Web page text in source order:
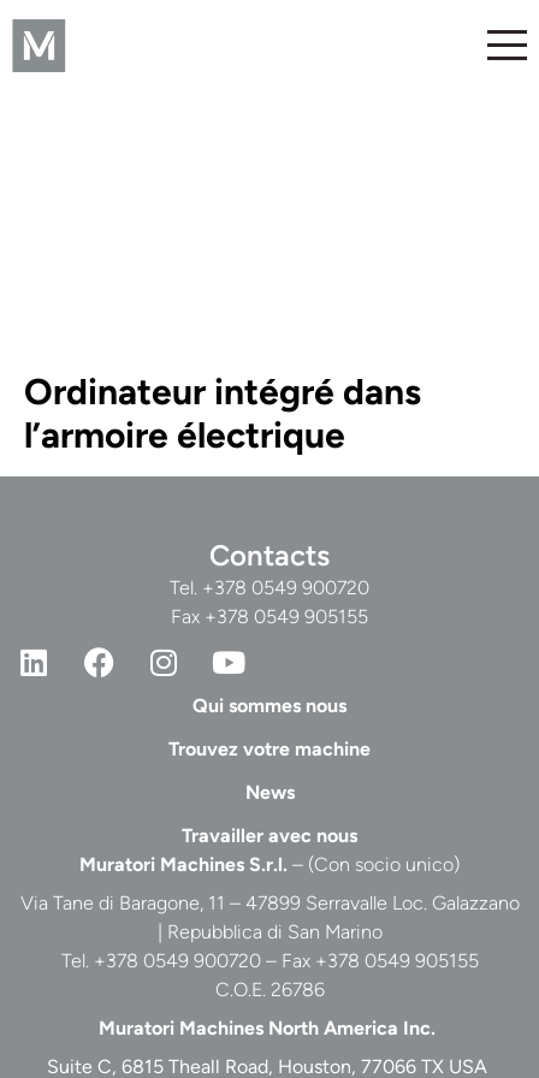
Ordinateur intégré dans
l’armoire électrique
Muratori Machines S.r.l. – (Con socio unico)
Via Tane di Baragone, 11 – 47899 Serravalle Loc. Galazzano
| Repubblica di San Marino
Tel. +378 0549 900720 – Fax +378 0549 905155
C.O.E. 26786
Muratori Machines North America Inc.
Suite C, 6815 Theall Road, Houston, 77066 TX USA
Qui sommes nous
Trouvez votre machine
News
Travailler avec nous
Contacts
Tel. +378 0549 900720
Fax +378 0549 905155